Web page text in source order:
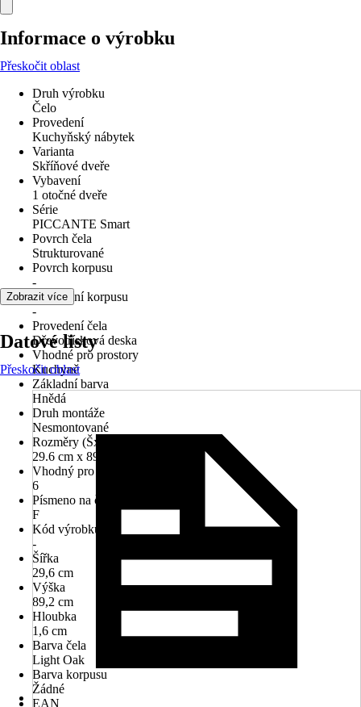
Informace o výrobku
Přeskočit oblast
Druh výrobku
Čelo
Provedení
Kuchyňský nábytek
Varianta
Skříňové dveře
Vybavení
1 otočné dveře
Série
PICCANTE Smart
Povrch čela
Strukturované
Povrch korpusu
-
Provedení korpusu
-
Provedení čela
Dřevotřísková deska
Vhodné pro prostory
Kuchyně
Základní barva
Hnědá
Druh montáže
Nesmontované
Rozměry (ŠxVxH)
29.6 cm x 89.2 cm x 1.6 cm
Vhodný pro
6
Písmeno na čele
F
Kód výrobku
-
Šířka
29,6 cm
Výška
89,2 cm
Hloubka
1,6 cm
Barva čela
Light Oak
Barva korpusu
Žádné
EAN
Zobrazit více
Datové listy
Přeskočit oblast